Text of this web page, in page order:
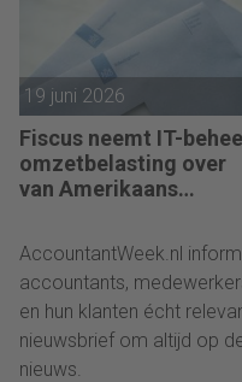
19 juni 2026
Fiscus neemt IT-
omzetbelasting over
van Amerikaans
AccountantWeek.nl
accountants,
en hun klanten écht
nieuwsbrief om altijd op
nieuws.